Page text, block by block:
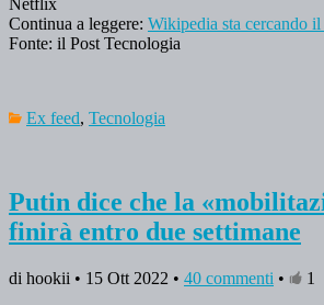
Netflix
Continua a leggere: Wikipedia sta cercando il
Fonte: il Post Tecnologia
Ex feed, Tecnologia
Putin dice che la
finirà entro due settimane
di hookii • 15 Ott 2022 • 40 commenti •
1